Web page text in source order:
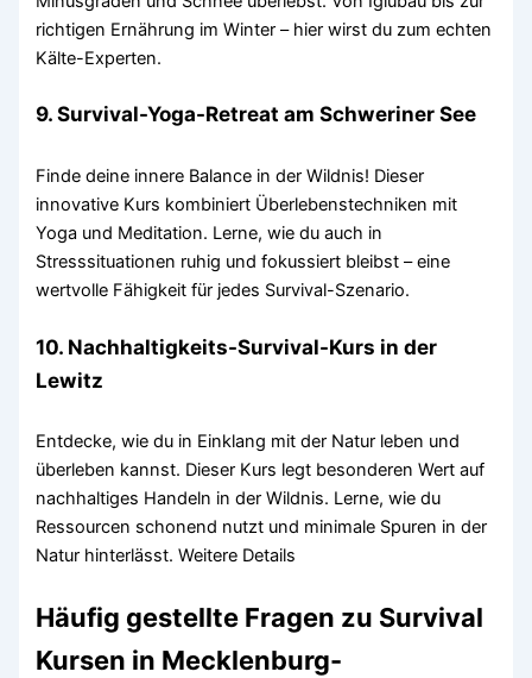
richtigen Ernährung im Winter – hier wirst du zum echten
Kälte-Experten.
9. Survival-Yoga-Retreat am Schweriner See
Finde deine innere Balance in der Wildnis! Dieser
innovative Kurs kombiniert Überlebenstechniken mit
Yoga und Meditation. Lerne, wie du auch in
Stresssituationen ruhig und fokussiert bleibst – eine
wertvolle Fähigkeit für jedes Survival-Szenario.
10. Nachhaltigkeits-Survival-Kurs in der
Lewitz
Entdecke, wie du in Einklang mit der Natur leben und
überleben kannst. Dieser Kurs legt besonderen Wert auf
nachhaltiges Handeln in der Wildnis. Lerne, wie du
Ressourcen schonend nutzt und minimale Spuren in der
Natur hinterlässt. Weitere Details
Häufig gestellte Fragen zu Survival
Kursen in Mecklenburg-